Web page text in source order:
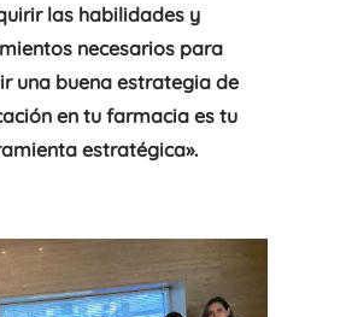
las habilidades y
necesarios para
una buena estrategia de
en tu farmacia es tu
estratégica».